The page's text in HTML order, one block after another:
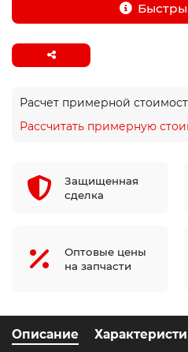
Расчет примерной
Рассчитать примерную
Защищенная
сделка
Оптовые цены
на запчасти
Описание